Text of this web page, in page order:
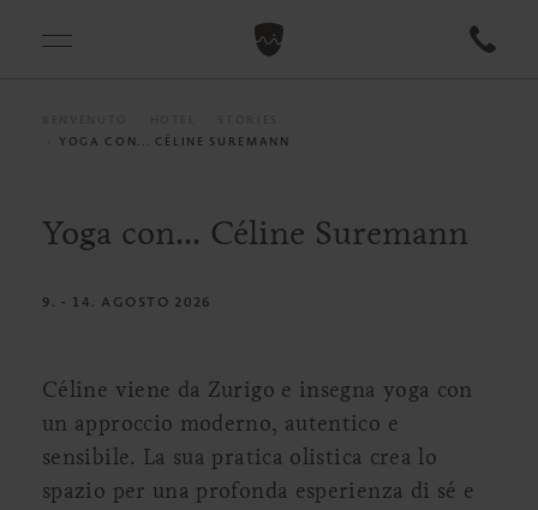
YOGA CON... CÉLINE SUREMANN
Yoga con... Céline Suremann
9. - 14. AGOSTO 2026
Céline viene da Zurigo e insegna yoga con
un approccio moderno, autentico e
sensibile. La sua pratica olistica crea lo
spazio per una profonda esperienza di sé e